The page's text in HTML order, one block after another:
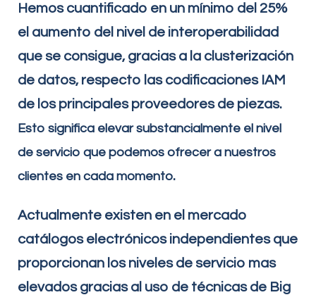
Hemos cuantificado en un mínimo del 25%
el aumento del nivel de interoperabilidad
que se consigue, gracias a la clusterización
de datos, respecto las codificaciones IAM
de los principales proveedores de piezas.
Esto significa elevar substancialmente el nivel
de servicio que podemos ofrecer a nuestros
clientes en cada momento.
Actualmente existen en el mercado
catálogos electrónicos independientes que
proporcionan los niveles de servicio mas
elevados gracias al uso de técnicas de Big